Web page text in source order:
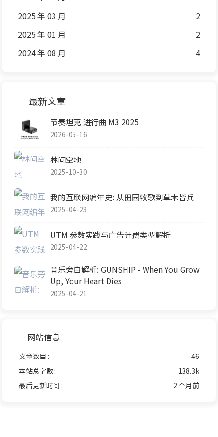
最新文章
节奏坦克 进行曲 M3 2025
2026-05-16
林间空地
2025-10-30
我的互联网编年史: 从田园牧歌到草木皆兵
2025-04-23
UTM 参数实践与广告计费类型解析
2025-04-22
音乐旁白解析: GUNSHIP - When You Grow
Up, Your Heart Dies
2025-04-21
2025 年 03 月
2
2025 年 01 月
2
2024 年 08 月
4
网站信息
文章数目 :
46
本站总字数 :
138.3k
最后更新时间 :
2 个月前